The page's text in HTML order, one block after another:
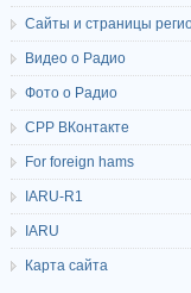
Сайты и страницы
Видео о Радио
Фото о Радио
СРР ВКонтакте
For foreign hams
IARU-R1
IARU
Карта сайта